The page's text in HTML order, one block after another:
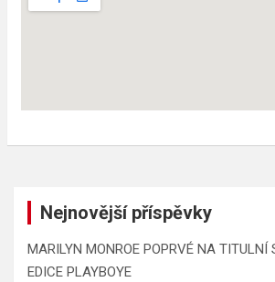
Nejnovější příspěvky
MARILYN MONROE POPRVÉ NA TITULNÍ
EDICE PLAYBOYE